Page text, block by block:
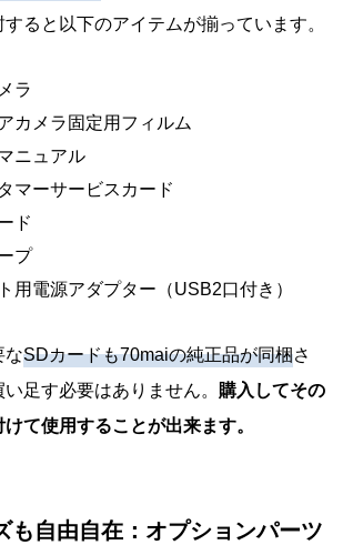
ると以下のアイテムが揃っています。
ラ
カメラ固定用フィルム
ニュアル
マーサービスカード
ド
プ
用電源アダプター（USB2口付き）
なSDカードも70maiの純正品が同梱さ
足す必要はありません。 購入してその
て使用することが出来ます。
も自由自在：オプションパーツ